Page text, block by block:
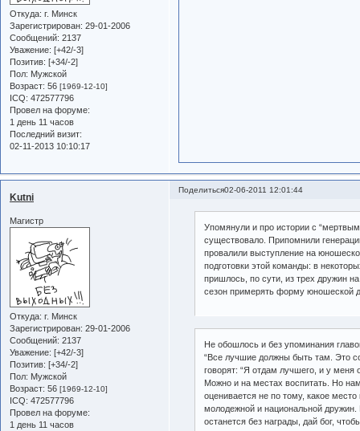
Откуда: г. Минск
Зарегистрирован: 29-01-2006
Сообщений: 2137
Уважение: [+42/-3]
Позитив: [+34/-2]
Пол: Мужской
Возраст: 56 [1969-12-10]
ICQ: 472577796
Провел на форуме:
1 день 11 часов
Последний визит:
02-11-2013 10:10:17
Поделиться02-06-2011 12:01:44
Kutni
Магистр
Откуда: г. Минск
Зарегистрирован: 29-01-2006
Сообщений: 2137
Уважение: [+42/-3]
Позитив: [+34/-2]
Пол: Мужской
Возраст: 56 [1969-12-10]
ICQ: 472577796
Провел на форуме:
1 день 11 часов
Упомянули и про истории с
существовало. Припомнили
провалили выступление на
подготовки этой команды: в
пришлось, по сути, из трех дружин
сезон примерять форму юношеской
Не обошлось и без упоминания
“Все лучшие должны быть там. Это
говорят: “Я отдам лучшего, и у меня
Можно и на местах воспитать. Но
оценивается не по тому, какое
молодежной и национальной дружин.
останется без награды, дай бог,